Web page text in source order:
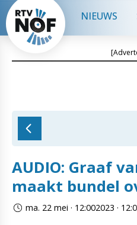
NIEUWS
AUDIO: Graaf
maakt bundel
ma. 22 mei · 12:002023 ·